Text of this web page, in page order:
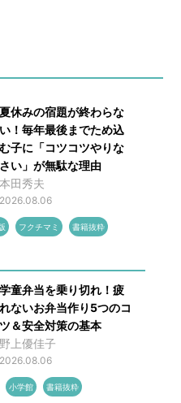
夏休みの宿題が終わらな
い！毎年最後までため込
む子に「コツコツやりな
さい」が無駄な理由
本田秀夫
2026.08.06
フクチマミ 書籍抜粋
学童弁当を乗り切れ！疲
れないお弁当作り5つのコ
ツ＆安全対策の基本
野上優佳子
2026.08.06
小学館 書籍抜粋